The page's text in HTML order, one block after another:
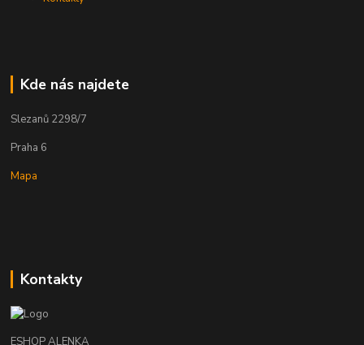
Kde nás najdete
Slezanů 2298/7
Praha 6
Mapa
Kontakty
ESHOP ALENKA